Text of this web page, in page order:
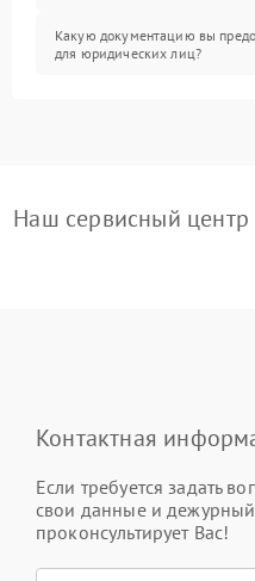
Какую документацию вы
для юридических лиц?
Наш сервисный
Контактная
Если требуется задать
свои данные и дежурный
проконсультирует Вас!